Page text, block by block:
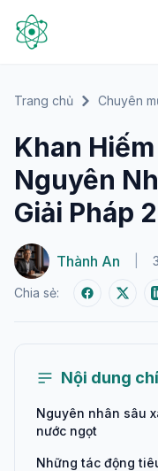
Trang chủ Chuyên
Khan
Nguyên
Giải Pháp
Thành An
Chia sẻ:
Nội dung
Nguyên nhân sâu
nước ngọt
Những tác động